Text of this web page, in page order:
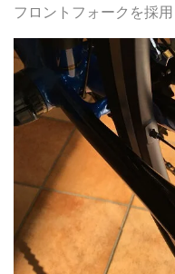
フロントフォークを採